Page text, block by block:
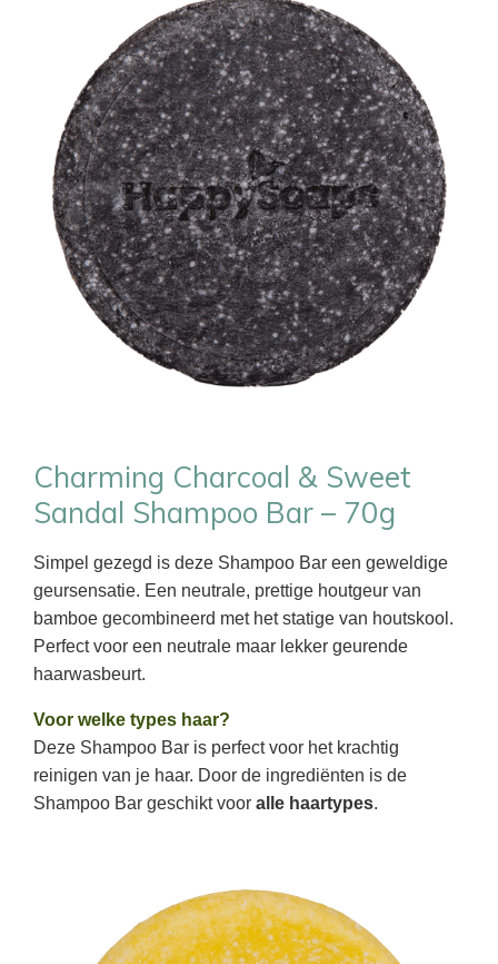
Charming Charcoal & Sweet
Sandal Shampoo Bar – 70g
Simpel gezegd is deze Shampoo Bar een geweldige
geursensatie. Een neutrale, prettige houtgeur van
bamboe gecombineerd met het statige van houtskool.
Perfect voor een neutrale maar lekker geurende
haarwasbeurt.
Voor welke types haar?
Deze Shampoo Bar is perfect voor het krachtig
reinigen van je haar. Door de ingrediënten is de
Shampoo Bar geschikt voor alle haartypes.